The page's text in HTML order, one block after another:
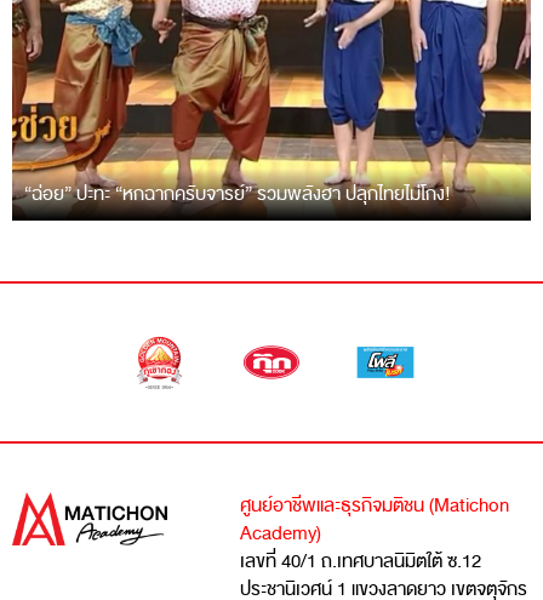
“ฉ่อย” ปะทะ “หกฉากครับจารย์” รวมพลังฮา ปลุกไทยไม่โกง!
ศูนย์อาชีพและธุรกิจมติชน (Matichon
Academy)
เลขที่ 40/1 ถ.เทศบาลนิมิตใต้ ซ.12
ประชานิเวศน์ 1 แขวงลาดยาว เขตจตุจักร